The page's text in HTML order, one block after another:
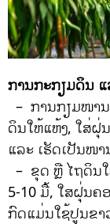
ການກະກຽມດິນ ແ
– ການກຽມໜາ
ດິນໃຫ້ແຫ້ງ, ໃສ່
ແລະ ເຮັດເປັນໜາ
– ຂຸດ ຫຼື ໄຖດິນ
5-10 ມື້, ໃສຝຸ່ນຄ
ກົດແມ່ນໃຊ້ປູນຂາ